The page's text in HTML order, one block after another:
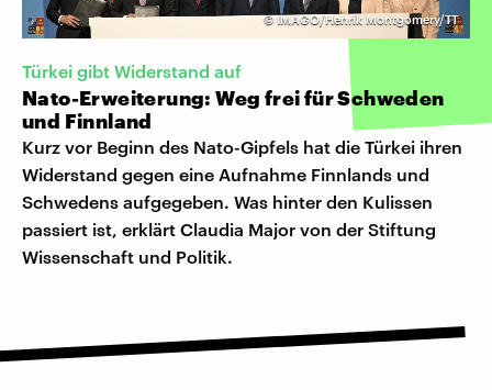
©IMAGO/Henrik Montgomery/TT
Türkei gibt Widerstand auf
Nato-Erweiterung: Weg frei für Schweden
und Finnland
Kurz vor Beginn des Nato-Gipfels hat die Türkei ihren
Widerstand gegen eine Aufnahme Finnlands und
Schwedens aufgegeben. Was hinter den Kulissen
passiert ist, erklärt Claudia Major von der Stiftung
Wissenschaft und Politik.